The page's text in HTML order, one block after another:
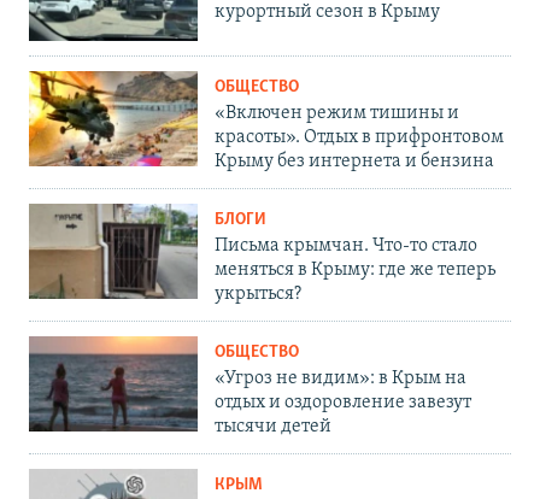
курортный сезон в Крыму
ОБЩЕСТВО
«Включен режим тишины и
красоты». Отдых в прифронтовом
Крыму без интернета и бензина
БЛОГИ
Письма крымчан. Что-то стало
меняться в Крыму: где же теперь
укрыться?
ОБЩЕСТВО
«Угроз не видим»: в Крым на
отдых и оздоровление завезут
тысячи детей
КРЫМ